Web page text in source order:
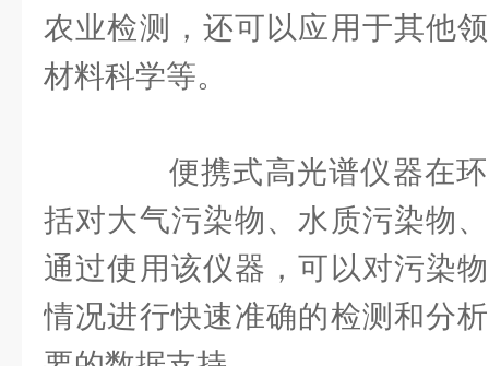
农业检测，还可以应用于其他
材料科学等。
便携式高光谱仪器在环
括对大气污染物、水质污染物
通过使用该仪器，可以对污染
情况进行快速准确的检测和分